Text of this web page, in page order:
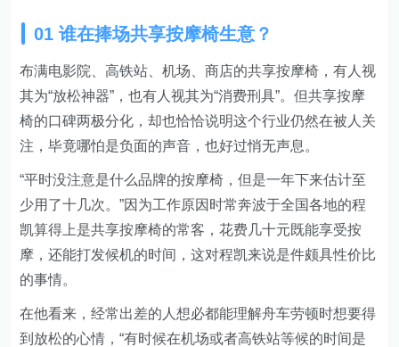
01 谁在捧场共享按摩椅生意？
布满电影院、高铁站、机场、商店的共享按摩椅，有人视
其为“放松神器”，也有人视其为“消费刑具”。但共享按摩
椅的口碑两极分化，却也恰恰说明这个行业仍然在被人关
注，毕竟哪怕是负面的声音，也好过悄无声息。
“平时没注意是什么品牌的按摩椅，但是一年下来估计至
少用了十几次。”因为工作原因时常奔波于全国各地的程
凯算得上是共享按摩椅的常客，花费几十元既能享受按
摩，还能打发候机的时间，这对程凯来说是件颇具性价比
的事情。
在他看来，经常出差的人想必都能理解舟车劳顿时想要得
到放松的心情，“有时候在机场或者高铁站等候的时间是